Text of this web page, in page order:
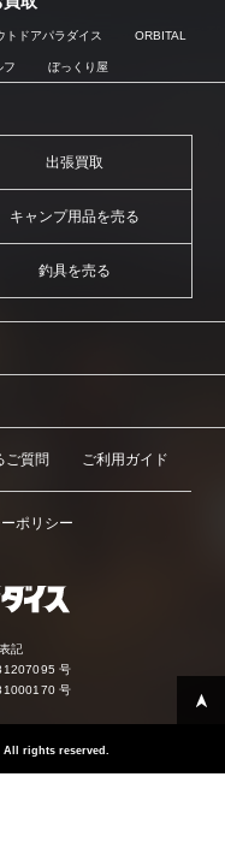
トドアパラダイス ORBITAL
フ ぼっくり屋
出張買取
キャンプ用品を売る
釣具を売る
ご質問 ご利用ガイド
ポリシー
記
号
号
All rights reserved.